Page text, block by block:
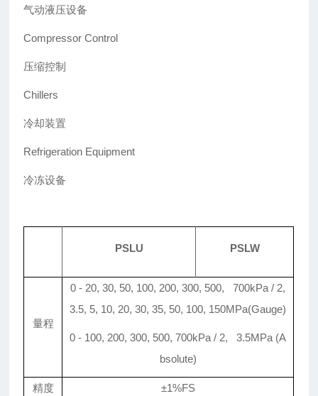
气动液压设备
Compressor Control
压缩控制
Chillers
冷却装置
Refrigeration Equipment
冷冻设备
PSLU PSLW
量程
0 - 20, 30, 50, 100, 200, 300, 500, 700kPa / 2,
3.5, 5, 10, 20, 30, 35, 50, 100, 150MPa(Gauge)
0 - 100, 200, 300, 500, 700kPa / 2, 3.5MPa (A
bsolute)
精度 ±1%FS